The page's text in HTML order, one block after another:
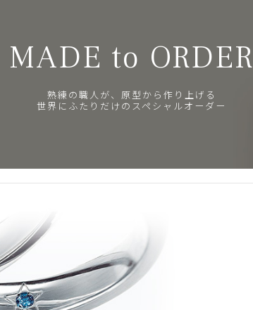
MADE to ORDER
熟練の職人が、原型から作り上げる
世界にふたりだけのスペシャルオーダー